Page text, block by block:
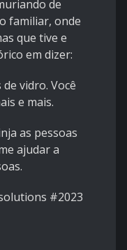
de
familiar, onde
que tive e
em dizer:
vidro. Você
e mais.
as pessoas
ajudar a
#2023